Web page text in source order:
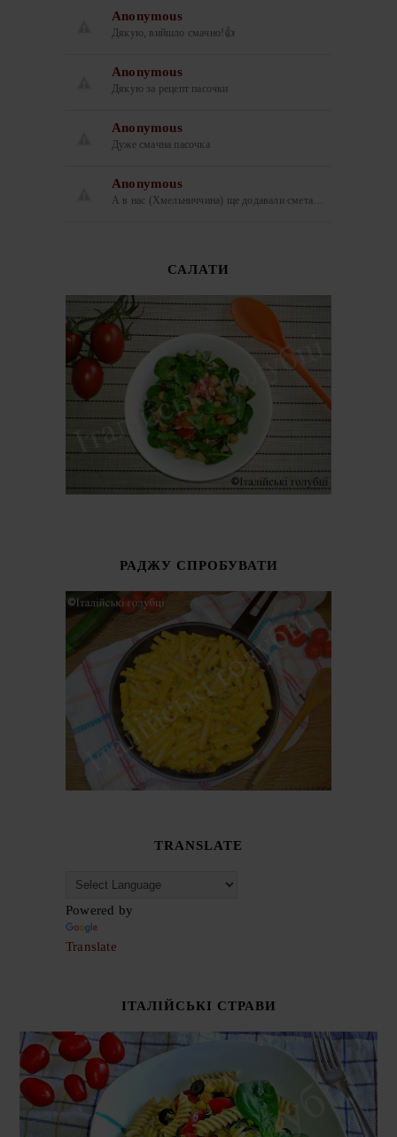
Anonymous
Дякую, вийшло смачно!👍
Anonymous
Дякую за рецепт пасочки
Anonymous
Дуже смачна пасочка
Anonymous
А в нас (Хмельниччина) ще додавали смета…
САЛАТИ
РАДЖУ СПРОБУВАТИ
TRANSLATE
Powered by
Translate
ІТАЛІЙСЬКІ СТРАВИ